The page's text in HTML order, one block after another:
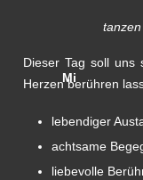
Mi
Dieser Tag soll uns
Herzen berühren
lebendiger
achtsame
liebevolle